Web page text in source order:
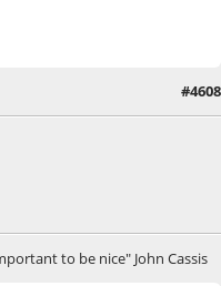
#4608
to be nice" John Cassis